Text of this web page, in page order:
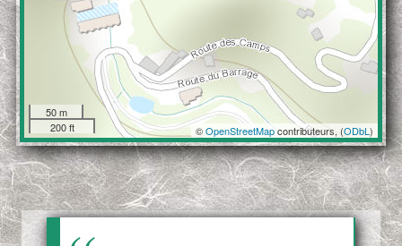
50 m
200 ft
©OpenStreetMapcontributeurs, (ODbL )